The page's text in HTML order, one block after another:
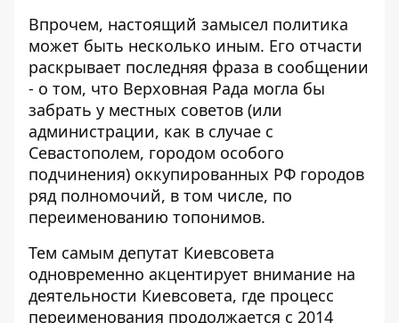
Впрочем, настоящий замысел политика
может быть несколько иным. Его отчасти
раскрывает последняя фраза в сообщении
- о том, что Верховная Рада могла бы
забрать у местных советов (или
администрации, как в случае с
Севастополем, городом особого
подчинения) оккупированных РФ городов
ряд полномочий, в том числе, по
переименованию топонимов.
Тем самым депутат Киевсовета
одновременно акцентирует внимание на
деятельности Киевсовета, где процесс
переименования продолжается с 2014